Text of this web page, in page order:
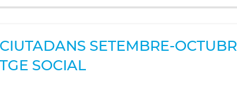
SETEMBRE-
SOCIAL